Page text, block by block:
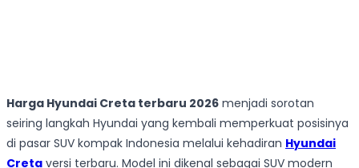
Harga Hyundai Creta terbaru 2026 menjadi sorotan
seiring langkah Hyundai yang kembali memperkuat posisinya
di pasar SUV kompak Indonesia melalui kehadiran Hyundai
Creta versi terbaru. Model ini dikenal sebagai SUV modern